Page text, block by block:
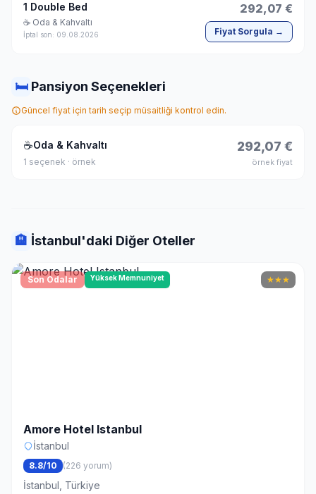
1 Double Bed
☕ Oda & Kahvaltı
İptal son: 09.08.2026
292,07 €
Fiyat Sorgula →
🛏 Pansiyon Seçenekleri
Güncel fiyat için tarih seçip müsaitliği kontrol edin.
☕Oda & Kahvaltı
1 seçenek · örnek
292,07 €
örnek fiyat
🏨 İstanbul'daki Diğer Oteller
Son Odalar Yüksek Memnuniyet ★★★
Amore Hotel Istanbul
İstanbul
8.8/10 (226 yorum)
İstanbul, Türkiye